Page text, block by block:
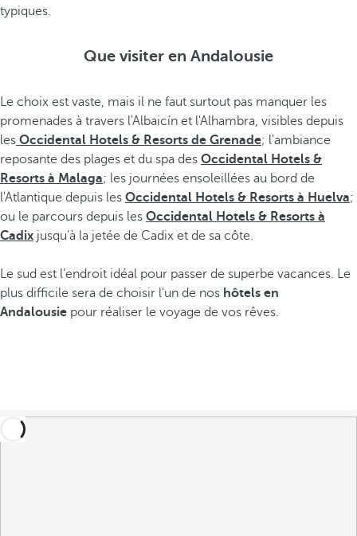
typiques.
Que visiter en Andalousie
Le choix est vaste, mais il ne faut surtout pas manquer les
promenades à travers l'Albaicín et l'Alhambra, visibles depuis
les Occidental Hotels & Resorts de Grenade; l'ambiance
reposante des plages et du spa des Occidental Hotels &
Resorts à Malaga; les journées ensoleillées au bord de
l'Atlantique depuis les Occidental Hotels & Resorts à Huelva;
ou le parcours depuis les Occidental Hotels & Resorts à
Cadix jusqu'à la jetée de Cadix et de sa côte.
Le sud est l’endroit idéal pour passer de superbe vacances. Le
plus difficile sera de choisir l'un de nos hôtels en
Andalousie pour réaliser le voyage de vos rêves.